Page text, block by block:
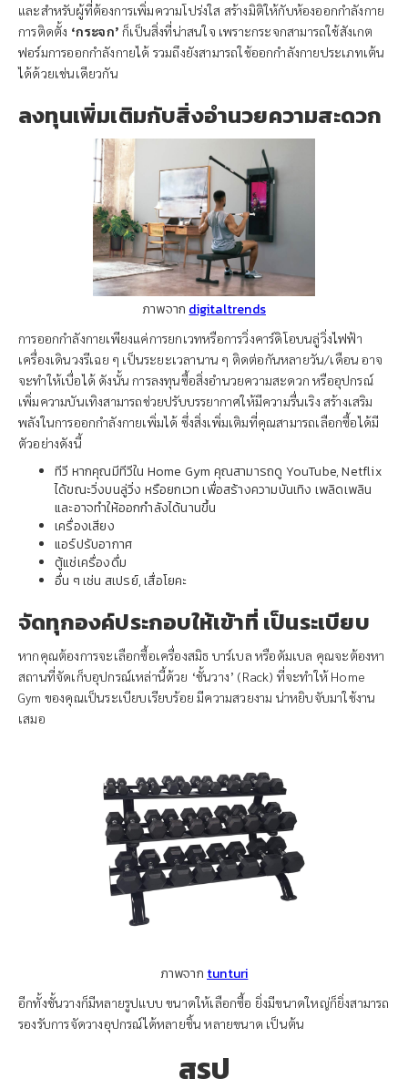
และสำหรับผู้ที่ต้องการเพิ่มความโปร่งใส สร้างมิติให้กับห้องออกกำลังกาย
การติดตั้ง ‘กระจก’ ก็เป็นสิ่งที่น่าสนใจ เพราะกระจกสามารถใช้สังเกต
ฟอร์มการออกกำลังกายได้ รวมถึงยังสามารถใช้ออกกำลังกายประเภทเต้น
ได้ด้วยเช่นเดียวกัน
ลงทุนเพิ่มเติมกับสิ่งอำนวยความสะดวก
ภาพจาก digitaltrends
การออกกำลังกายเพียงแค่การยกเวทหรือการวิ่งคาร์ดิโอบนลู่วิ่งไฟฟ้า
เครื่องเดินวงรีเฉย ๆ เป็นระยะเวลานาน ๆ ติดต่อกันหลายวัน/เดือน อาจ
จะทำให้เบื่อได้ ดังนั้น การลงทุนซื้อสิ่งอำนวยความสะดวก หรืออุปกรณ์
เพิ่มความบันเทิงสามารถช่วยปรับบรรยากาศให้มีความรื่นเริง สร้างเสริม
พลังในการออกกำลังกายเพิ่มได้ ซึ่งสิ่งเพิ่มเติมที่คุณสามารถเลือกซื้อได้มี
ตัวอย่างดังนี้
ทีวี หากคุณมีทีวีใน Home Gym คุณสามารถดู YouTube, Netflix
ได้ขณะวิ่งบนลู่วิ่ง หรือยกเวท เพื่อสร้างความบันเทิง เพลิดเพลิน
และอาจทำให้ออกกำลังได้นานขึ้น
เครื่องเสียง
แอร์ปรับอากาศ
ตู้แช่เครื่องดื่ม
อื่น ๆ เช่น สเปรย์, เสื่อโยคะ
จัดทุกองค์ประกอบให้เข้าที่ เป็นระเบียบ
หากคุณต้องการจะเลือกซื้อเครื่องสมิธ บาร์เบล หรือดัมเบล คุณจะต้องหา
สถานที่จัดเก็บอุปกรณ์เหล่านี้ด้วย ‘ชั้นวาง’ (Rack) ที่จะทำให้ Home
Gym ของคุณเป็นระเบียบเรียบร้อย มีความสวยงาม น่าหยิบจับมาใช้งาน
เสมอ
ภาพจาก tunturi
อีกทั้งชั้นวางก็มีหลายรูปแบบ ขนาดให้เลือกซื้อ ยิ่งมีขนาดใหญ่ก็ยิ่งสามารถ
รองรับการจัดวางอุปกรณ์ได้หลายชิ้น หลายขนาด เป็นต้น
สรุป